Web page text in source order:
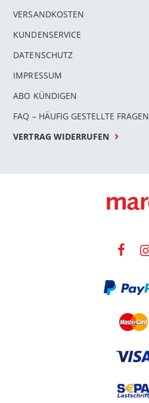
VERSANDKOSTEN
KUNDENSERVICE
DATENSCHUTZ
IMPRESSUM
ABO KÜNDIGEN
FAQ – HÄUFIG GESTELLTE FRAGEN
VERTRAG WIDERRUFEN